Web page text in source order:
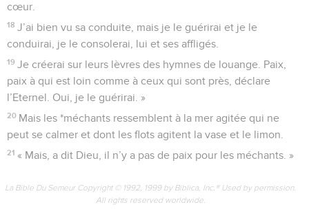
cœur.
18 J’ai bien vu sa conduite, mais je le guérirai et je le
conduirai, je le consolerai, lui et ses affligés.
19 Je créerai sur leurs lèvres des hymnes de louange. Paix,
paix à qui est loin comme à ceux qui sont près, déclare
l’Eternel. Oui, je le guérirai. »
20 Mais les *méchants ressemblent à la mer agitée qui ne
peut se calmer et dont les flots agitent la vase et le limon.
21 « Mais, a dit Dieu, il n’y a pas de paix pour les méchants. »
La Bible Du Semeur Copyright © 1992, 1999 by Biblica, Inc.® Used by permission.
All rights reserved worldwide.